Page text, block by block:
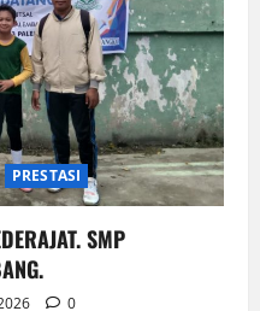
PRESTASI
SMP
0